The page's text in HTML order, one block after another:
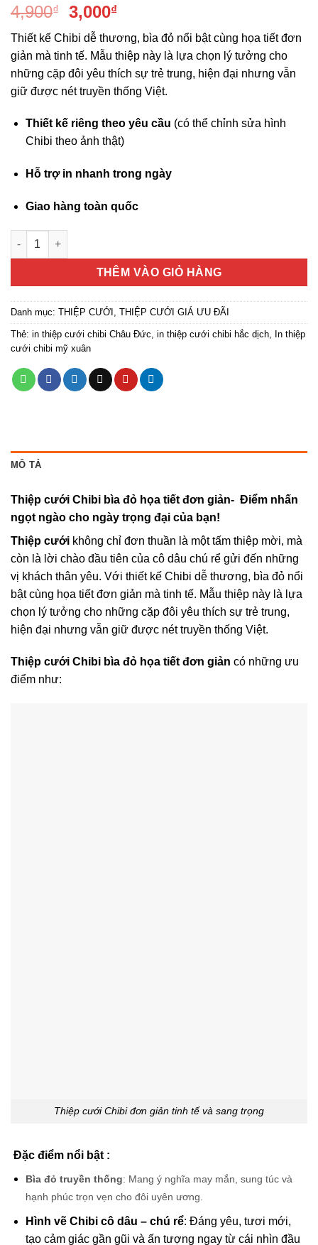
4,900₫
Giá
gốc
là:
4,900₫.
3,000₫Giá
hiện
tại
là:
3,000₫.
Thiết kế Chibi dễ thương, bìa đỏ nổi bật cùng họa tiết đơn
giản mà tinh tế. Mẫu thiệp này là lựa chọn lý tưởng cho
những cặp đôi yêu thích sự trẻ trung, hiện đại nhưng vẫn
giữ được nét truyền thống Việt.
Thiết kế riêng theo yêu cầu (có thể chỉnh sửa hình
Chibi theo ảnh thật)
Hỗ trợ in nhanh trong ngày
Giao hàng toàn quốc
Thiệp cưới Chibi bìa đỏ họa tiết đơn giản số lượng
THÊM VÀO GIỎ HÀNG
Danh mục: THIỆP CƯỚI THIỆP CƯỚI GIÁ ƯU ĐÃI
Thẻ: in thiệp cưới chibi Châu Đức in thiệp cưới chibi hắc dịch In thiệp
cưới chibi mỹ xuân
MÔ TẢ
Thiệp cưới Chibi bìa đỏ họa tiết đơn giản- Điểm nhấn
ngọt ngào cho ngày trọng đại của bạn!
Thiệp cưới không chỉ đơn thuần là một tấm thiệp mời, mà
còn là lời chào đầu tiên của cô dâu chú rể gửi đến những
vị khách thân yêu. Với thiết kế Chibi dễ thương, bìa đỏ nổi
bật cùng họa tiết đơn giản mà tinh tế. Mẫu thiệp này là lựa
chọn lý tưởng cho những cặp đôi yêu thích sự trẻ trung,
hiện đại nhưng vẫn giữ được nét truyền thống Việt.
Thiệp cưới Chibi bìa đỏ họa tiết đơn giản có những ưu
điểm như:
Thiệp cưới Chibi đơn giản tinh tế và sang trọng
Đặc điểm nổi bật :
Bìa đỏ truyền thống: Mang ý nghĩa may mắn, sung túc và
hạnh phúc trọn vẹn cho đôi uyên ương.
Hình vẽ Chibi cô dâu – chú rể: Đáng yêu, tươi mới,
tạo cảm giác gần gũi và ấn tượng ngay từ cái nhìn đầu